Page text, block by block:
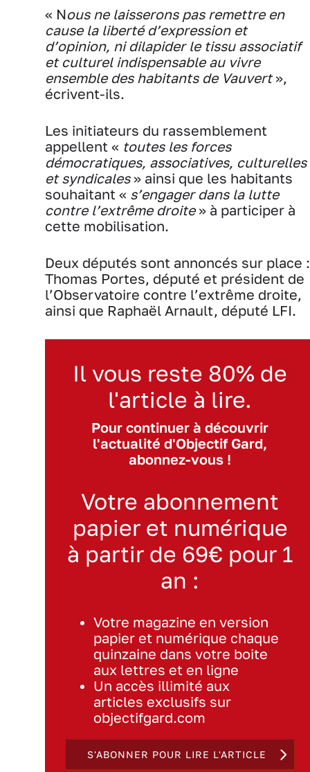
« Nous ne laisserons pas remettre en
cause la liberté d’expression et
d’opinion, ni dilapider le tissu associatif
et culturel indispensable au vivre
ensemble des habitants de Vauvert»,
écrivent-ils.
Les initiateurs du rassemblement
appellent « toutes les forces
démocratiques, associatives, culturelles
et syndicales » ainsi que les habitants
souhaitant « s’engager dans la lutte
contre l’extrême droite » à participer à
cette mobilisation.
Deux députés sont annoncés sur place :
Thomas Portes, député et président de
l’Observatoire contre l’extrême droite,
ainsi que Raphaël Arnault, député LFI.
Il vous reste 80% de
l'article à lire.
Pour continuer à découvrir
l'actualité d'Objectif Gard,
abonnez-vous !
Votre abonnement
papier et numérique
à partir de 69€ pour 1
an :
Votre magazine en version
papier et numérique chaque
quinzaine dans votre boite
aux lettres et en ligne
Un accès illimité aux
articles exclusifs sur
objectifgard.com
S'ABONNER POUR LIRE L'ARTICLE